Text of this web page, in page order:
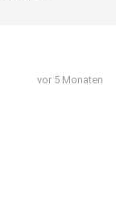
vor 5 Monaten